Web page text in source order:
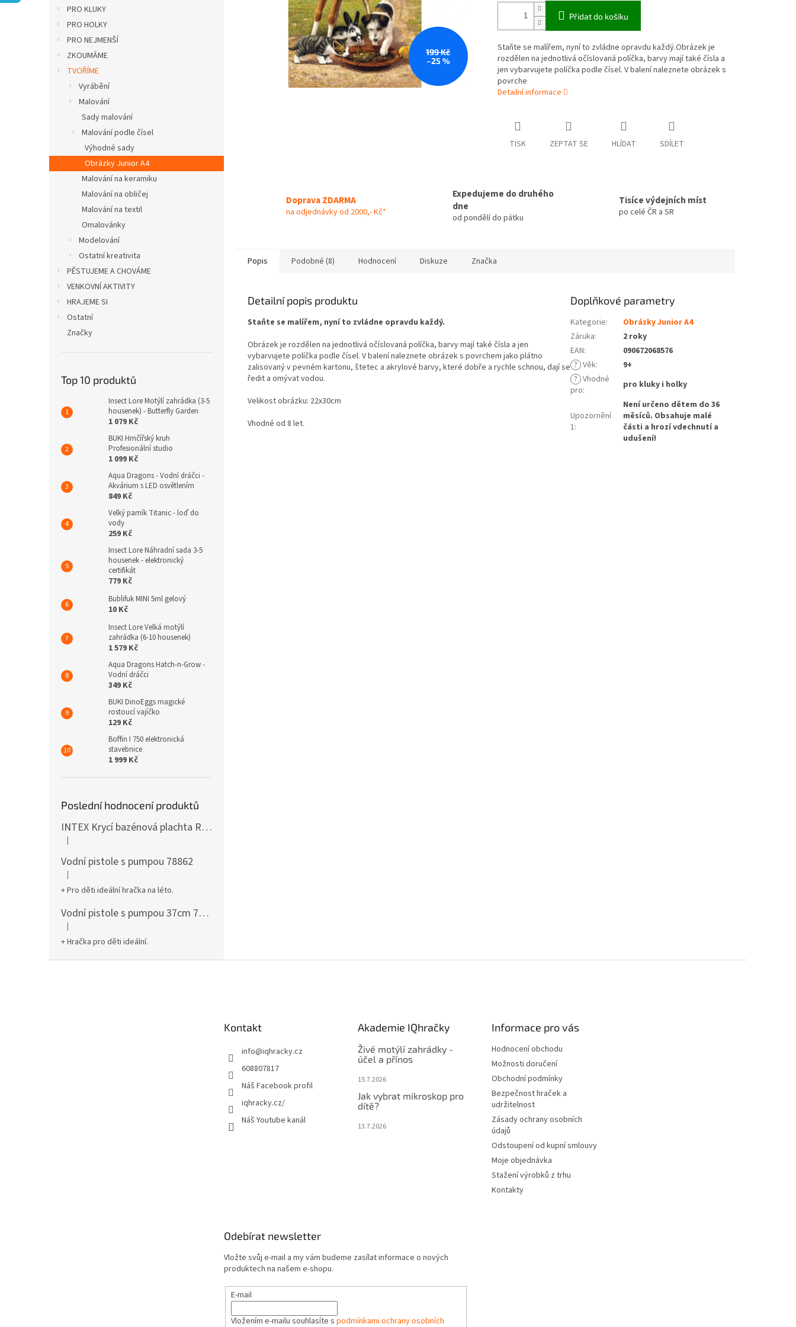
PRO KLUKY
PRO HOLKY
PRO NEJMENŠÍ
ZKOUMÁME
TVOŘÍME
Vyrábění
Malování
Sady malování
Malování podle čísel
Výhodné sady
Obrázky Junior A4
Malování na keramiku
Malování na obličej
Malování na textil
Omalovánky
Modelování
Ostatní kreativita
PĚSTUJEME A CHOVÁME
VENKOVNÍ AKTIVITY
HRAJEME SI
Ostatní
Značky
Top 10 produktů
Insect Lore Motýlí zahrádka (3-5
housenek) - Butterfly Garden
1 079 Kč
BUKI Hrnčířský kruh
Profesionální studio
1 099 Kč
Aqua Dragons - Vodní dráčci -
Akvárium s LED osvětlením
849 Kč
Velký parník Titanic - loď do
vody
259 Kč
Insect Lore Náhradní sada 3-5
housenek - elektronický
certifikát
779 Kč
Bublifuk MINI 5ml gelový
10 Kč
Insect Lore Velká motýlí
zahrádka (6-10 housenek)
1 579 Kč
Aqua Dragons Hatch-n-Grow -
Vodní dráčci
349 Kč
BUKI DinoEggs magické
rostoucí vajíčko
129 Kč
Boffin I 750 elektronická
stavebnice
1 999 Kč
Poslední hodnocení produktů
INTEX Krycí bazénová plachta Round 305cm 28030
Hodnocení produktu je 5 z 5 hvězdiček.
|
Vodní pistole s pumpou 78862
Hodnocení produktu je 5 z 5 hvězdiček.
|
+ Pro děti ideální hračka na léto.
Vodní pistole s pumpou 37cm 78961
Hodnocení produktu je 5 z 5 hvězdiček.
|
+ Hračka pro děti ideální.
199 Kč
–25 %
Přidat do košíku
Staňte se malířem, nyní to zvládne opravdu každý.Obrázek je
rozdělen na jednotlivá očíslovaná políčka, barvy mají také čísla a
jen vybarvujete políčka podle čísel. V balení naleznete obrázek s
povrche
Detailní informace
TISK ZEPTAT SE HLÍDAT SDÍLET
Doprava ZDARMA
na odjednávky od 2000,- Kč*
Expedujeme do druhého
dne
od pondělí do pátku
Tisíce výdejních míst
po celé ČR a SR
Popis Podobné (8) Hodnocení Diskuze Značka
Detailní popis produktu
Staňte se malířem, nyní to zvládne opravdu každý.
Obrázek je rozdělen na jednotlivá očíslovaná políčka, barvy mají také čísla a jen
vybarvujete políčka podle čísel. V balení naleznete obrázek s povrchem jako plátno
zalisovaný v pevném kartonu, štetec a akrylové barvy, které dobře a rychle schnou, dají se
ředit a omývat vodou.
Velikost obrázku: 22x30cm
Vhodné od 8 let.
Doplňkové parametry
Kategorie:
Obrázky Junior A4
Záruka:
2 roky
EAN:
090672068576
? Věk:
9+
? Vhodné
pro: pro kluky i holky
Upozornění
1:
Není určeno dětem do 36
měsíců. Obsahuje malé
části a hrozí vdechnutí a
udušení!
Kontakt
info@iqhracky.cz
608807817
Náš Facebook profil
iqhracky.cz/
Náš Youtube kanál
Akademie IQhračky
Živé motýlí zahrádky -
účel a přínos
15.7.2026
Jak vybrat mikroskop pro
dítě?
13.7.2026
Informace pro vás
Hodnocení obchodu
Možnosti doručení
Obchodní podmínky
Bezpečnost hraček a
udržitelnost
Zásady ochrany osobních
údajů
Odstoupení od kupní smlouvy
Moje objednávka
Stažení výrobků z trhu
Kontakty
Odebírat newsletter
Vložte svůj e-mail a my vám budeme zasílat informace o nových
produktech na našem e-shopu.
E-mail
Vložením e-mailu souhlasíte s podmínkami ochrany osobních